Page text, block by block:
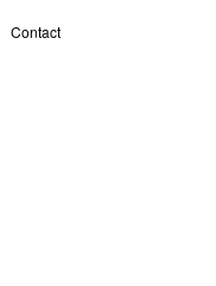
Contact